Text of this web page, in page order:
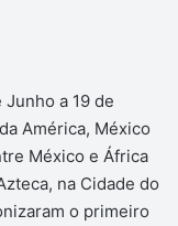
a 19 de
América, México
México e África
na Cidade do
o primeiro